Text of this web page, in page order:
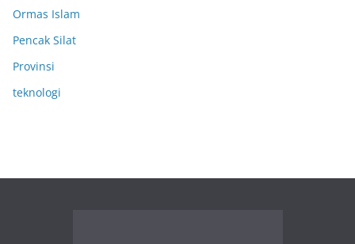
Ormas Islam
Pencak Silat
Provinsi
teknologi